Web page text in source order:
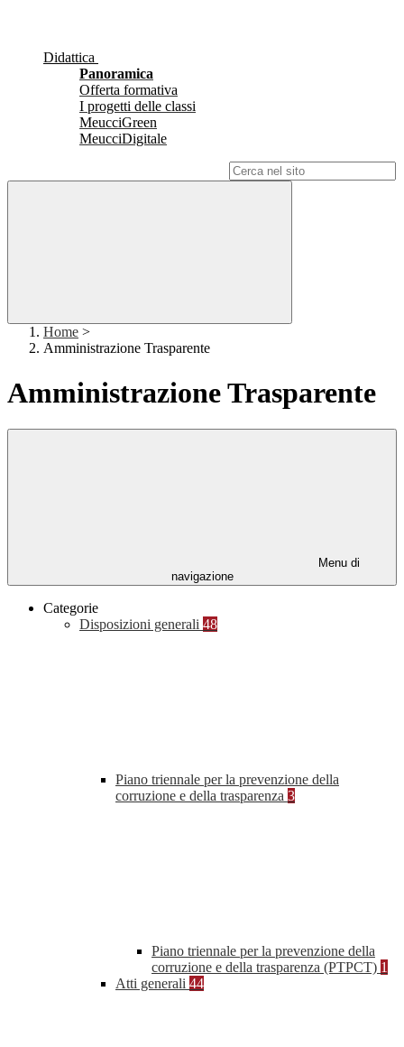
Didattica
Panoramica
Offerta formativa
I progetti delle classi
MeucciGreen
MeucciDigitale
Home >
Amministrazione Trasparente
Amministrazione Trasparente
Menu di
navigazione
Categorie
Disposizioni generali 48
Piano triennale per la prevenzione della
corruzione e della trasparenza 3
Piano triennale per la prevenzione della
corruzione e della trasparenza (PTPCT) 1
Atti generali 44